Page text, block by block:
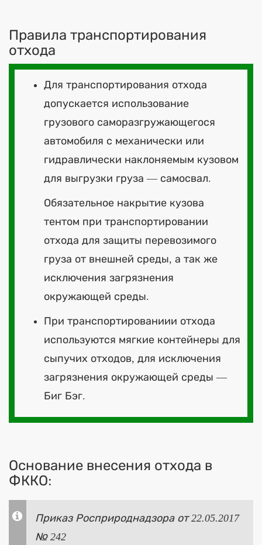
Правила транспортирования
отхода
Для транспортирования отхода
допускается использование
грузового саморазгружающегося
автомобиля с механически или
гидравлически наклоняемым кузовом
для выгрузки груза — самосвал.
Обязательное накрытие кузова
тентом при транспортировании
отхода для защиты перевозимого
груза от внешней среды, а так же
исключения загрязнения
окружающей среды.
При транспортированиии отхода
используются мягкие контейнеры для
сыпучих отходов, для исключения
загрязнения окружающей среды —
Биг Бэг.
Основание внесения отхода в
ФККО:
Приказ Росприроднадзора от 22.05.2017
№ 242